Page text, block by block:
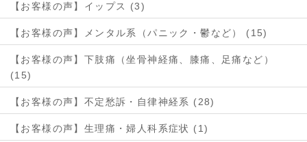
【お客様の声】イップス (3)
【お客様の声】メンタル系（パニック・鬱など） (15)
【お客様の声】下肢痛（坐骨神経痛、膝痛、足痛など）
(15)
【お客様の声】不定愁訴・自律神経系 (28)
【お客様の声】生理痛・婦人科系症状 (1)